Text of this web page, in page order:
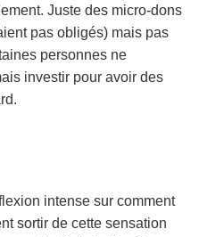
Juste des micro-dons
pas obligés) mais pas
personnes ne
investir pour avoir des
intense sur comment
sortir de cette sensation